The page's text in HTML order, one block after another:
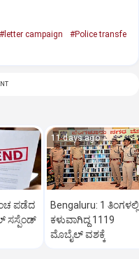
#letter campaign
#Police transfe
ಪಡೆದ
ಸಸ್ಪೆಂಡ್‌
11 days ago
Bengaluru: 1 ತಿಂಗಳಲ್ಲಿ
ಕಳುವಾಗಿದ್ದ 1119
ಮೊಬೈಲ್‌ ವಶಕ್ಕೆ